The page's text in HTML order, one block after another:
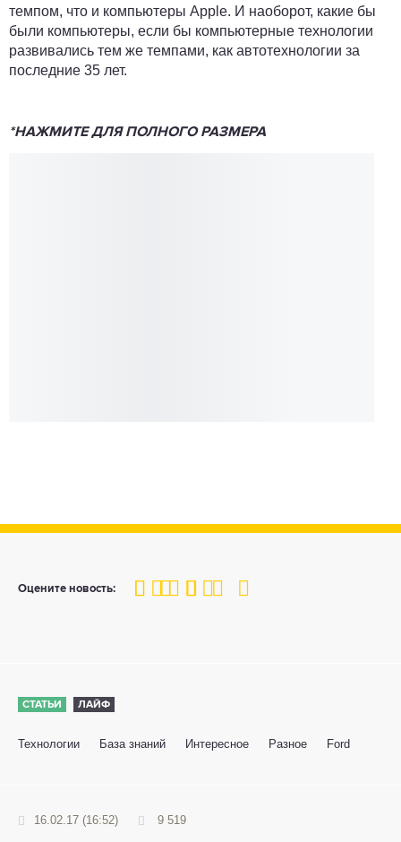
темпом, что и компьютеры Apple. И наоборот, какие бы
были компьютеры, если бы компьютерные технологии
развивались тем же темпами, как автотехнологии за
последние 35 лет.
*НАЖМИТЕ ДЛЯ ПОЛНОГО РАЗМЕРА
Оцените новость:
100
1 2 3 4 5
СТАТЬИ ЛАЙФ
Технологии База знаний Интересное Разное Ford
16.02.17 (16:52) 9 519